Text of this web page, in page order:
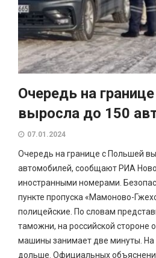
Очередь на
выросла до 150
07.01.2024
Очередь на границе с Польшей
автомобилей, сообщают РИА
иностранными номерами.
пункте пропуска «Мамоново-
полицейские. По словам
таможни, на российской стороне
машины занимает две минуты. На
дольше. Официальных